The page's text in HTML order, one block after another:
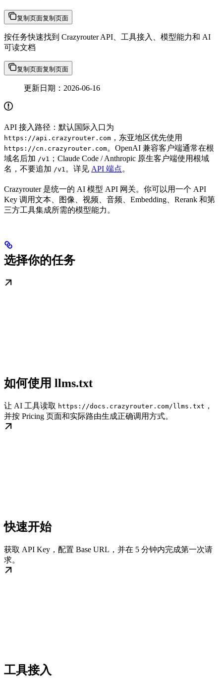
复制页面复制页面
按任务快速找到 Crazyrouter API、工具接入、模型能力和 AI
可读文档
复制页面复制页面
更新日期：2026-06-16
API 接入路径：默认国际入口为
https://api.crazyrouter.com ，东亚地区优先使用
https://cn.crazyrouter.com。OpenAI 兼容客户端通常在根
域名后加 /v1
；Claude Code / Anthropic 原生客户端使用根域
名，不要追加 /v1 。详见 API 端点。
Crazyrouter 是统一的 AI 模型 API 网关。你可以用一个 API
Key 调用文本、图像、视频、音频、Embedding、Rerank 和第
三方工具集成所需的模型能力。
选择你的任务
如何使用 llms.txt
让 AI 工具读取 https://docs.crazyrouter.com/llms.txt ，
并按 Pricing 页面和实际路由生成正确调用方式。
快速开始
获取 API Key，配置 Base URL，并在 5 分钟内完成第一次请
求。
工具接入